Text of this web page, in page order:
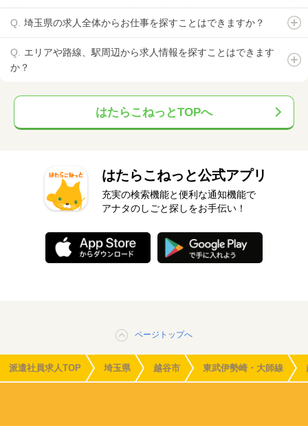
埼玉県の求人全体からお仕事を探すことはできますか？
エリアや路線、駅周辺から求人情報を探すことはできます
か？
はたらこねっとTOPへ
はたらこねっと公式アプリ
充実の検索機能と便利な通知機能で
アナタのしごと探しをお手伝い！
ページトップへ
派遣社員求人TOP 埼玉県 越谷市 東武伊勢崎・大師線